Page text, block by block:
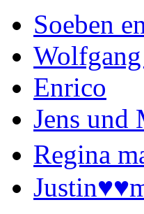
Soeben
Enrico
Jens und
Regina